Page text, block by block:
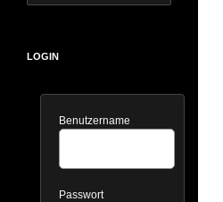
nach:
LOGIN
Benutzername
Passwort